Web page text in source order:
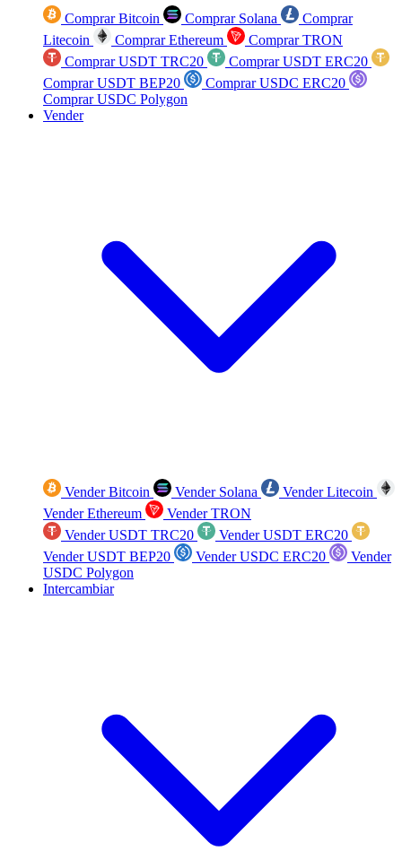
Comprar Bitcoin Comprar Solana
Comprar
Litecoin
Comprar Ethereum
Comprar TRON
Comprar USDT TRC20
Comprar USDT ERC20
Comprar USDT BEP20
Comprar USDC ERC20
Comprar USDC Polygon
Vender
Vender Bitcoin Vender Solana
Vender Litecoin
Vender Ethereum
Vender TRON
Vender USDT TRC20
Vender USDT ERC20
Vender USDT BEP20
Vender USDC ERC20
Vender
USDC Polygon
Intercambiar